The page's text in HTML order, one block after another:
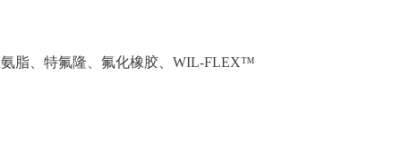
脂、特氟隆、氟化橡胶、WIL-FLEX™